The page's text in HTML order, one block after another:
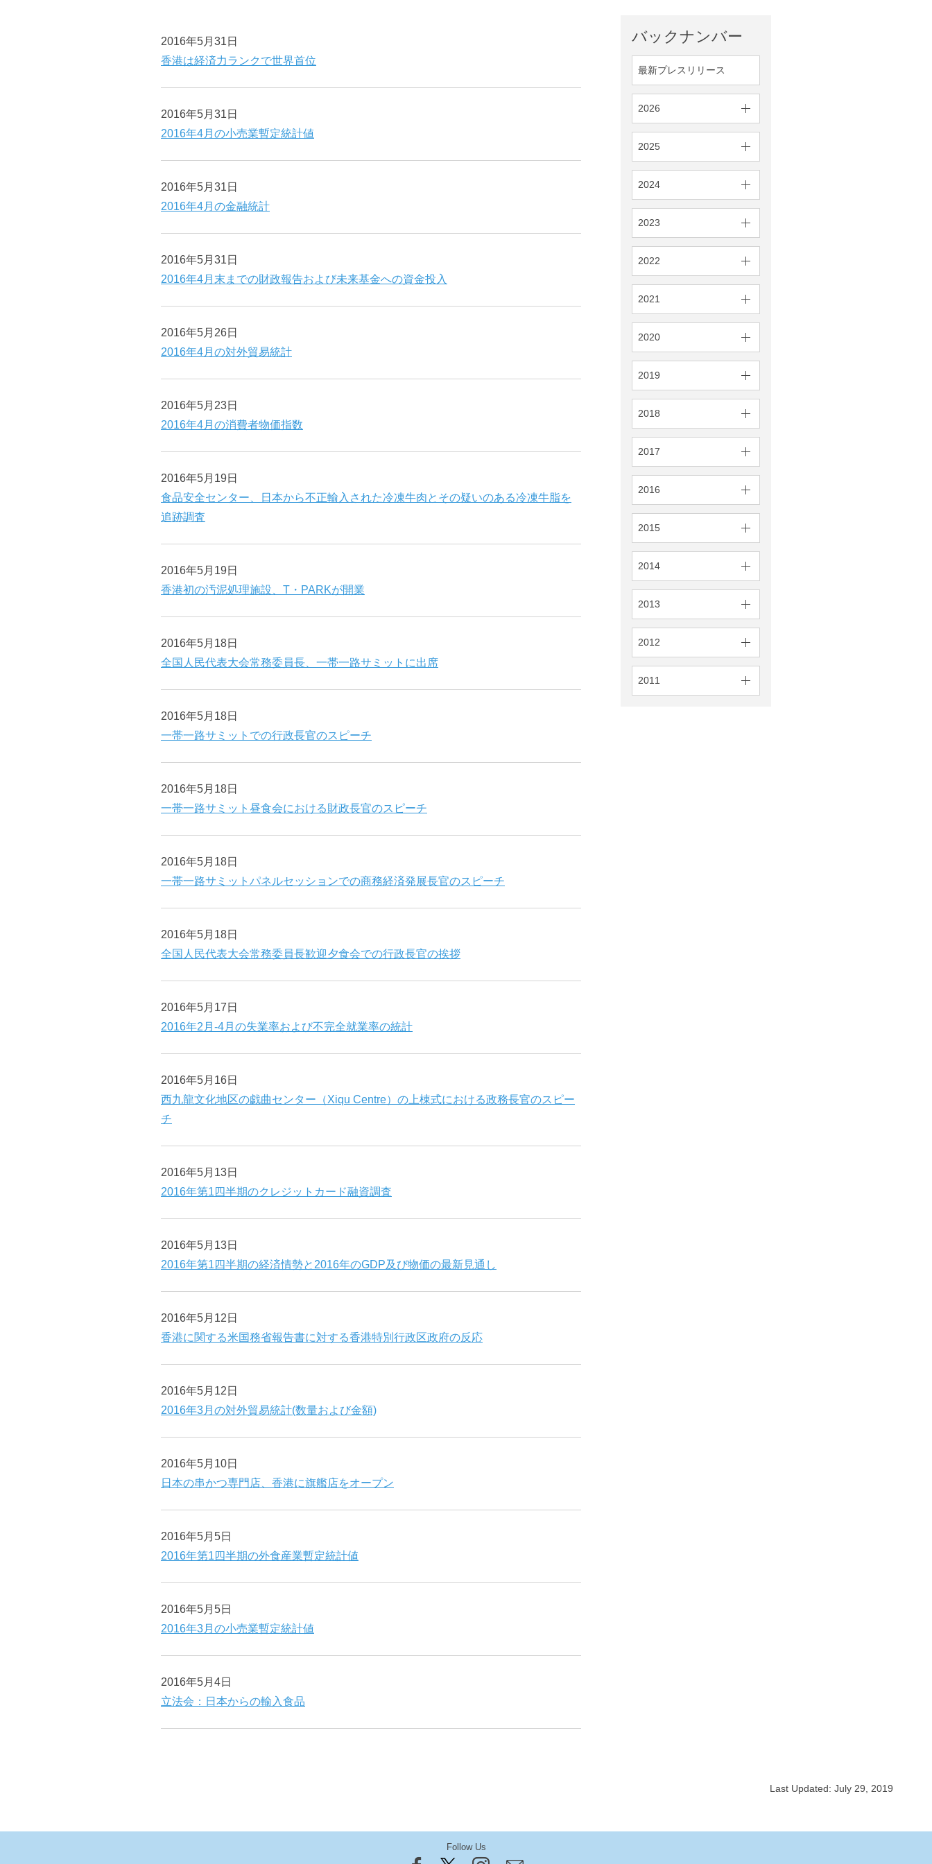
バックナンバー
最新プレスリリース
2026
2025
2024
2023
2022
2021
2020
2019
2018
2017
2016
2015
2014
2013
2012
2011
2016年5月31日
香港は経済力ランクで世界首位
2016年5月31日
2016年4月の小売業暫定統計値
2016年5月31日
2016年4月の金融統計
2016年5月31日
2016年4月末までの財政報告および未来基金への資金投入
2016年5月26日
2016年4月の対外貿易統計
2016年5月23日
2016年4月の消費者物価指数
2016年5月19日
食品安全センター、日本から不正輸入された冷凍牛肉とその疑いのある冷凍牛脂を
追跡調査
2016年5月19日
香港初の汚泥処理施設、T・PARKが開業
2016年5月18日
全国人民代表大会常務委員長、一帯一路サミットに出席
2016年5月18日
一帯一路サミットでの行政長官のスピーチ
2016年5月18日
一帯一路サミット昼食会における財政長官のスピーチ
2016年5月18日
一帯一路サミットパネルセッションでの商務経済発展長官のスピーチ
2016年5月18日
全国人民代表大会常務委員長歓迎夕食会での行政長官の挨拶
2016年5月17日
2016年2月-4月の失業率および不完全就業率の統計
2016年5月16日
西九龍文化地区の戯曲センター（Xiqu Centre）の上棟式における政務長官のスピー
チ
2016年5月13日
2016年第1四半期のクレジットカード融資調査
2016年5月13日
2016年第1四半期の経済情勢と2016年のGDP及び物価の最新見通し
2016年5月12日
香港に関する米国務省報告書に対する香港特別行政区政府の反応
2016年5月12日
2016年3月の対外貿易統計(数量および金額)
2016年5月10日
日本の串かつ専門店、香港に旗艦店をオープン
2016年5月5日
2016年第1四半期の外食産業暫定統計値
2016年5月5日
2016年3月の小売業暫定統計値
2016年5月4日
立法会：日本からの輸入食品
Last Updated: July 29, 2019
Follow Us